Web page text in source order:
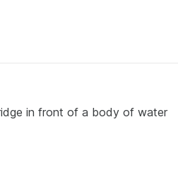
in front of a body of water